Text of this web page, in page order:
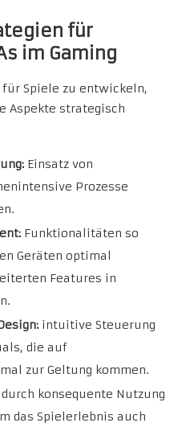
für
im Gaming
Spiele zu entwickeln,
Aspekte strategisch
Einsatz von
Prozesse
Funktionalitäten so
Geräten optimal
Features in
intuitive Steuerung
die auf
zur Geltung kommen.
durch konsequente Nutzung
das Spielerlebnis auch